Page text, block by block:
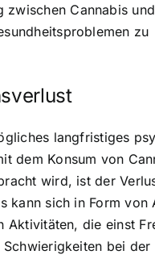
zwischen Cannabis
zu
langfristiges
dem Konsum von
wird, ist der
kann sich in Form von
Aktivitäten, die einst
bei der